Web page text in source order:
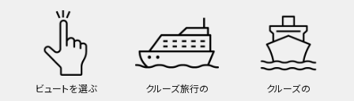
ビュートを選ぶ
クルーズ旅行の
クルーズの